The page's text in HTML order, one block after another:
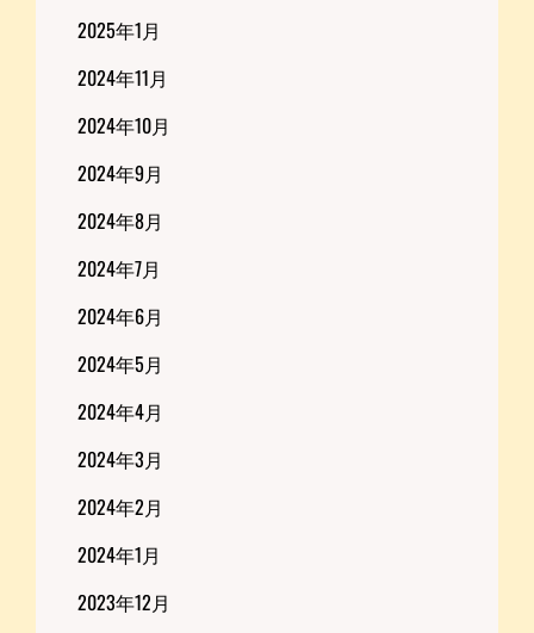
2025年1月
2024年11月
2024年10月
2024年9月
2024年8月
2024年7月
2024年6月
2024年5月
2024年4月
2024年3月
2024年2月
2024年1月
2023年12月